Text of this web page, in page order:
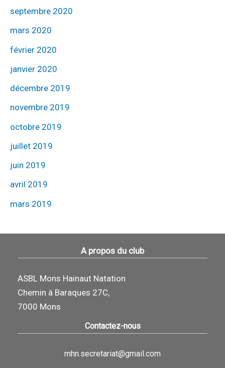
septembre 2020
mars 2020
février 2020
janvier 2020
décembre 2019
novembre 2019
octobre 2019
juillet 2019
juin 2019
avril 2019
mars 2019
A propos du club
ASBL Mons Hainaut Natation
Chemin à Baraques 27C,
7000 Mons
Contactez-nous
mhn.secretariat@gmail.com